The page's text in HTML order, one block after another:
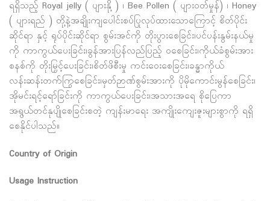
ရရှိသည့် Royal jelly ( ပျားနို့ ) ၊ Bee Pollen ( ပျားဝတ်မှုန်) ၊ Honey
( ပျားရည် ) တို့နဲ့အချိုးကျပေါင်းစပ်ပြုလုပ်ထားသောကြောင့် စိတ်ပိုင်း
ဆိုင်ရာ နှင့် ရုပ်ပိုင်းဆိုင်ရာ စွမ်းအင်ကို တိုးပွားစေခြင်း၊ပင်ပန်းနွမ်းနယ်မှု
ကို ကာကွယ်ပေးခြင်း၊ခွန်အားပြန်လည်ပြည့် ဝစေခြင်း၊ကိုယ်ခံစွမ်းအား
စနစ်ကို တိုးမြှင့်ပေးခြင်း၊စိတ်ဖိစီးမှု ကင်းဝေးစေခြင်း၊ခန္ဓာကိုယ်
လန်းဆန်းတက်ကြွစေခြင်း၊မှတ်ဉာဏ်စွမ်းအားကို ပိုမိုကောင်းမွန်စေခြင်း၊
အိုမင်းရင့်ရော်ခြင်းကို ကာကွယ်ပေးခြင်း၊အသားအရေ စိုပြေကာ
အရွယ်တင်နုပျိုစေခြင်းစတဲ့ ကျန်းမာရေး အကျိုးကျေးဇူးများစွာကို ရရှိ
စေနိုင်ပါသည်။
Country of Origin
Usage Instruction